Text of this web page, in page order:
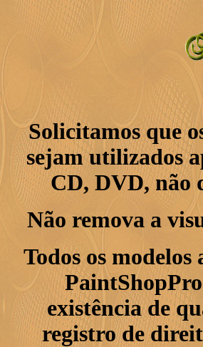
Solicitamos que
sejam utilizados
CD, DVD, não
Não remova a
Todos os
existência de
registro de